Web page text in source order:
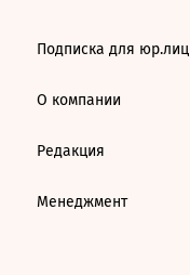
Подписка для юр.лиц
О компании
Редакция
Менеджмент